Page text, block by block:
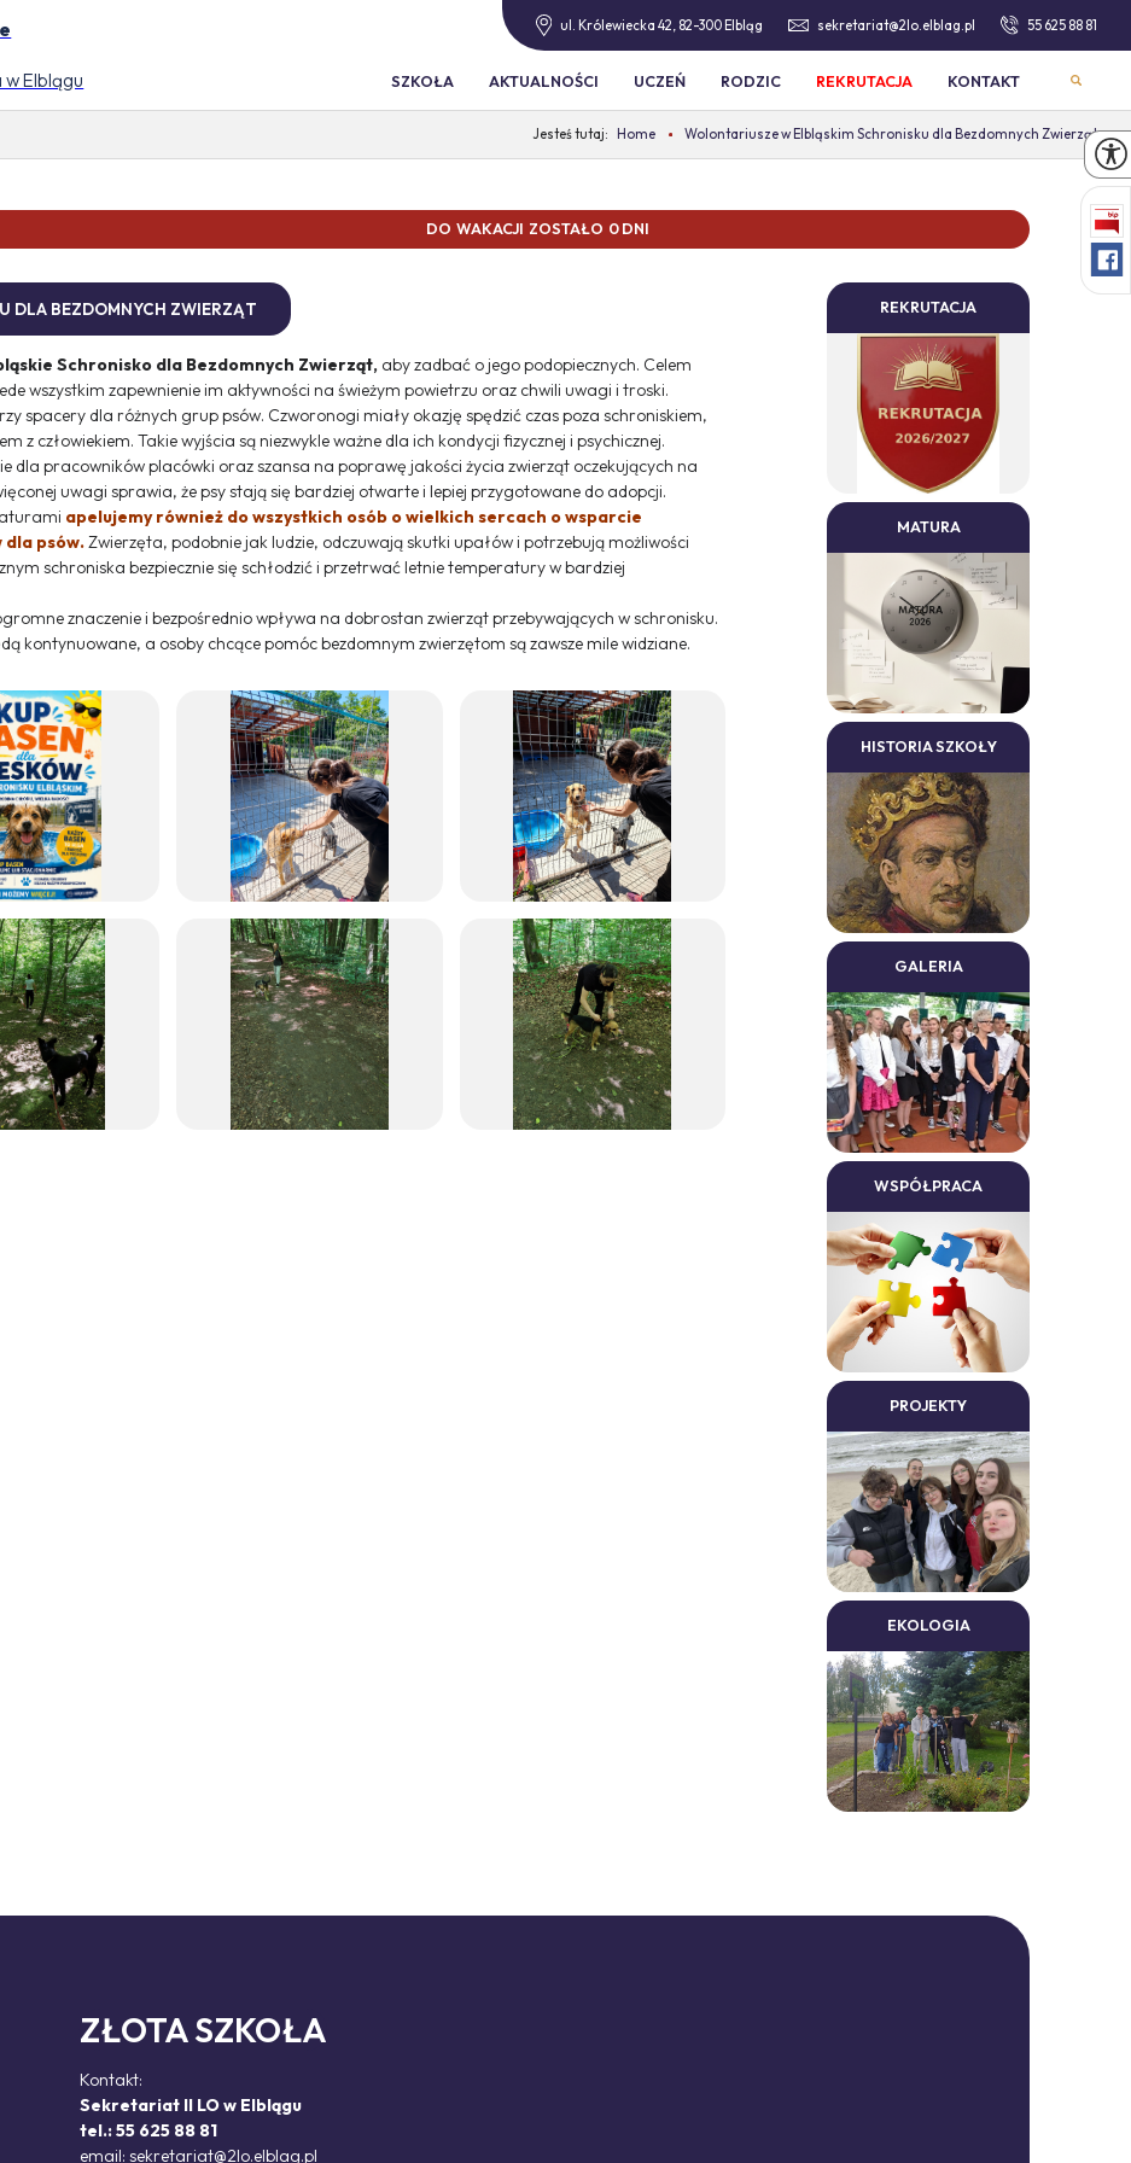
Elblągu
SZKOŁA AKTUALNOŚCI UCZEŃ RODZIC REKRUTACJA KONTAKT
ul. Królewiecka 42, 82-300 Elbląg sekretariat@2lo.elblag.pl 55 625 88 81
Home Wolontariusze w Elbląskim Schronisku dla Bezdomnych Zwierząt
WAKACJI ZOSTAŁO 0 DNI
DLA BEZDOMNYCH ZWIERZĄT
Schronisko dla Bezdomnych Zwierząt, aby zadbać o jego podopiecznych. Celem
wszystkim zapewnienie im aktywności na świeżym powietrzu oraz chwili uwagi i troski.
spacery dla różnych grup psów. Czworonogi miały okazję spędzić czas poza schroniskiem,
z człowiekiem. Takie wyjścia są niezwykle ważne dla ich kondycji fizycznej i psychicznej.
dla pracowników placówki oraz szansa na poprawę jakości życia zwierząt oczekujących na
uwagi sprawia, że psy stają się bardziej otwarte i lepiej przygotowane do adopcji.
apelujemy również do wszystkich osób o wielkich sercach o wsparcie
dla psów.Zwierzęta, podobnie jak ludzie, odczuwają skutki upałów i potrzebują możliwości
schroniska bezpiecznie się schłodzić i przetrwać letnie temperatury w bardziej
znaczenie i bezpośrednio wpływa na dobrostan zwierząt przebywających w schronisku.
kontynuowane, a osoby chcące pomóc bezdomnym zwierzętom są zawsze mile widziane.
REKRUTACJA
MATURA
HISTORIA SZKOŁY
GALERIA
WSPÓŁPRACA
PROJEKTY
EKOLOGIA
ZŁOTA SZKOŁA
Kontakt:
Sekretariat II LO w Elblągu
tel.: 55 625 88 81
email: sekretariat@2lo.elblag.pl